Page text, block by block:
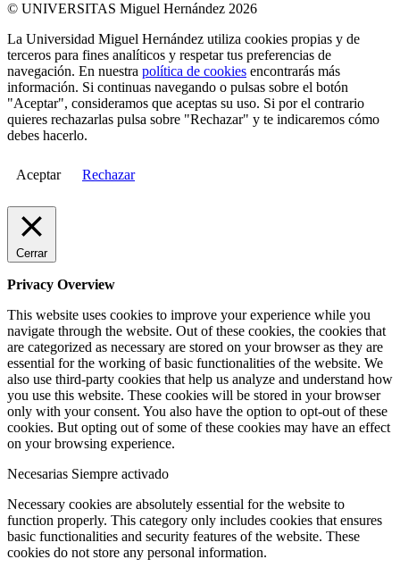
© UNIVERSITAS Miguel Hernández 2026
La Universidad Miguel Hernández utiliza cookies propias y de
terceros para fines analíticos y respetar tus preferencias de
navegación. En nuestra política de cookies encontrarás más
información. Si continuas navegando o pulsas sobre el botón
"Aceptar", consideramos que aceptas su uso. Si por el contrario
quieres rechazarlas pulsa sobre "Rechazar" y te indicaremos cómo
debes hacerlo.
Aceptar Rechazar
Cerrar
Privacy Overview
This website uses cookies to improve your experience while you
navigate through the website. Out of these cookies, the cookies that
are categorized as necessary are stored on your browser as they are
essential for the working of basic functionalities of the website. We
also use third-party cookies that help us analyze and understand how
you use this website. These cookies will be stored in your browser
only with your consent. You also have the option to opt-out of these
cookies. But opting out of some of these cookies may have an effect
on your browsing experience.
Necesarias Siempre activado
Necessary cookies are absolutely essential for the website to
function properly. This category only includes cookies that ensures
basic functionalities and security features of the website. These
cookies do not store any personal information.